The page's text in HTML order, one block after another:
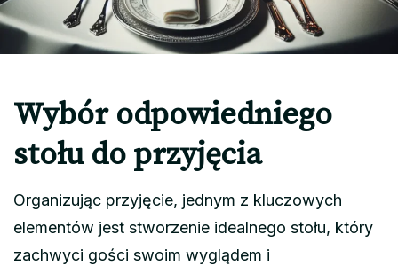
Wybór odpowiedniego
stołu do przyjęcia
Organizując przyjęcie, jednym z kluczowych
elementów jest stworzenie idealnego stołu, który
zachwyci gości swoim wyglądem i